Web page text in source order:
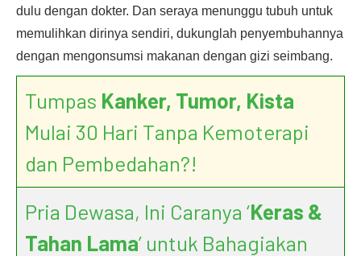
dulu dengan dokter. Dan seraya menunggu tubuh untuk
memulihkan dirinya sendiri, dukunglah penyembuhannya
dengan mengonsumsi makanan dengan gizi seimbang.
Tumpas Kanker, Tumor, Kista
Mulai 30 Hari Tanpa Kemoterapi
dan Pembedahan?!
Pria Dewasa, Ini Caranya ‘Keras &
Tahan Lama’ untuk Bahagiakan